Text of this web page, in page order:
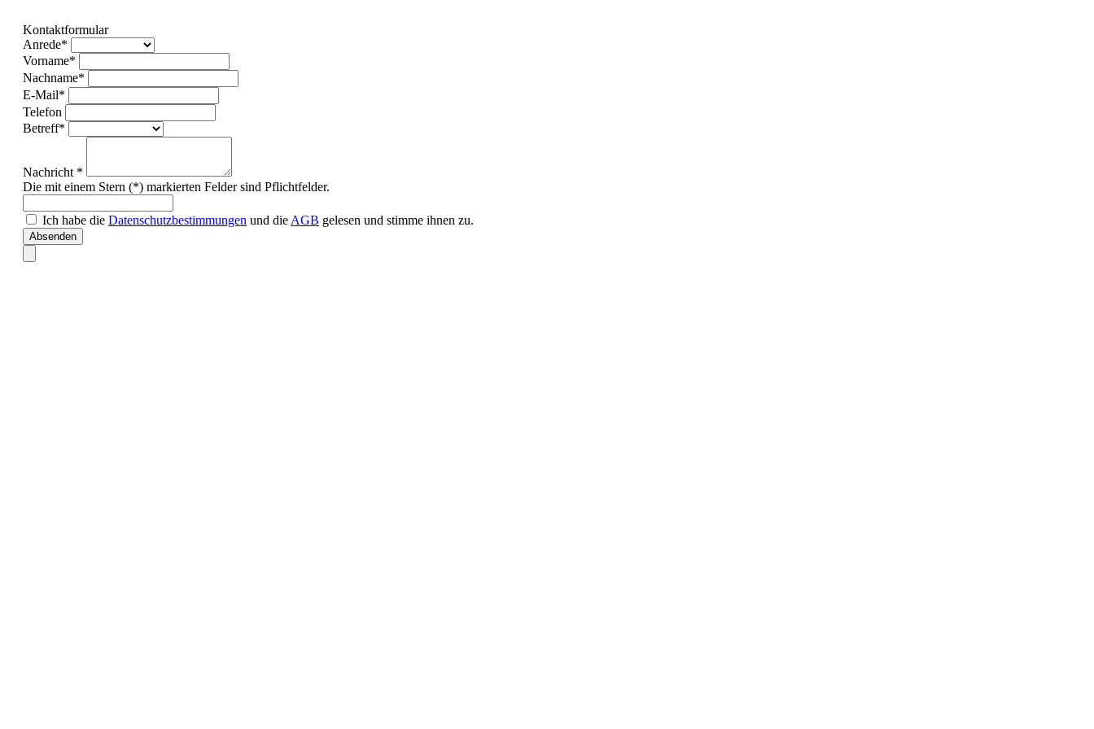
Kontaktformular
Anrede*
Vorname*
Nachname*
E-Mail*
Telefon
Betreff*
Nachricht *
Die mit einem Stern (*) markierten Felder sind Pflichtfelder.
Ich habe die Datenschutzbestimmungen und die AGB gelesen und stimme ihnen zu.
Absenden